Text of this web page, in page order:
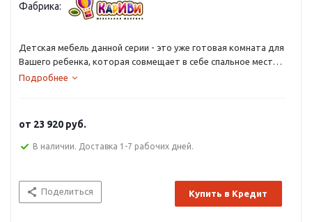
Фабрика:
Детская мебель данной серии - это уже готовая комната для
Вашего ребенка, которая совмещает в себе спальное место,
полноценное рабочее пространство и вместительное место
по вкусу ребенку и интерьеру комнаты, а большое
разнообразие комплектаций и размеров поможет вписать
детскую комнату даже в любую малогабаритную квартиру.
Подробнее
от 23 920 руб.
В наличии. Доставка 1-7 рабочих дней.
Поделиться Купить в Кредит